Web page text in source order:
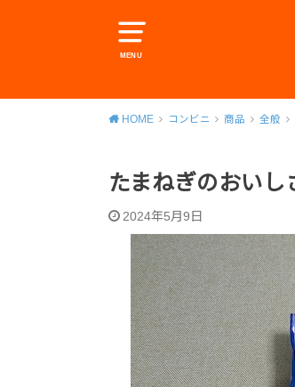
MENU
HOME コンビニ 商品 全般
たまねぎのおいし
2024年5月9日